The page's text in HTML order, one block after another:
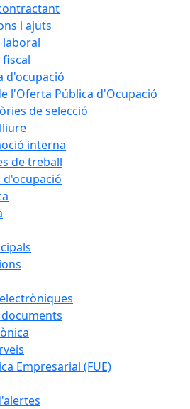
i ajuts
laboral
d'ocupació
l'Oferta Pública d'Ocupació
de selecció
interna
de treball
d'ocupació
Empresarial (FUE)